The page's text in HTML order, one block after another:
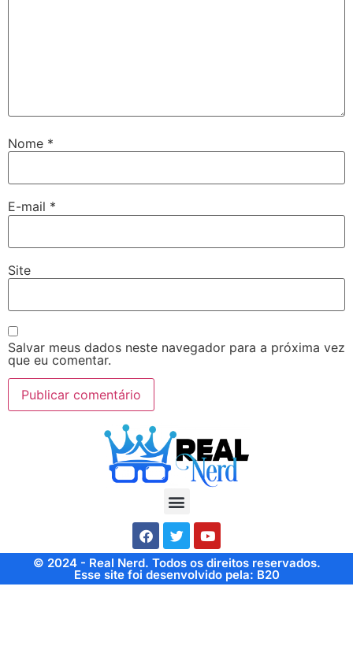
Nome *
E-mail *
Site
Salvar meus dados neste navegador para a próxima vez
que eu comentar.
© 2024 - Real Nerd. Todos os direitos reservados.
Esse site foi desenvolvido pela: B20